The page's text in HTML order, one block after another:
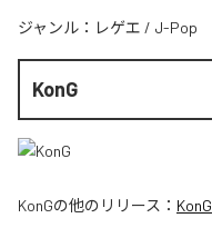
ジャンル： レゲエ / J-Pop
KonG
KonGの他のリリース： KonG